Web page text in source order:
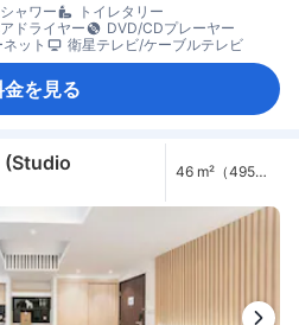
シャワー
トイレタリー
ドライヤー
DVD/CDプレーヤー
ット 衛星テレビ/ケーブルテレビ
金を見る
(Studio
46 m²（495